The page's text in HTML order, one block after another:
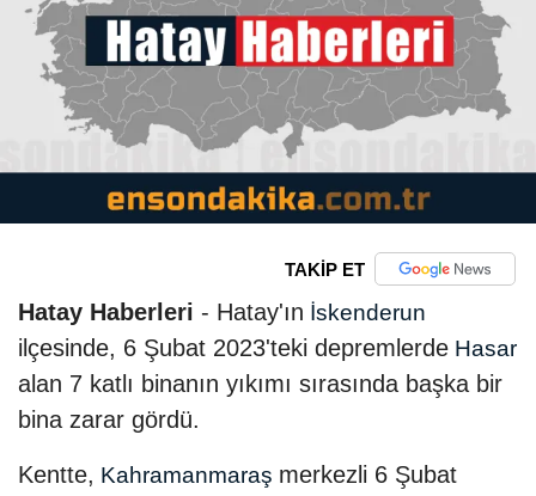
TAKİP ET
Hatay Haberleri - Hatay'ın İskenderun
ilçesinde, 6 Şubat 2023'teki depremlerde Hasar
alan 7 katlı binanın yıkımı sırasında başka bir
bina zarar gördü.
Kentte, Kahramanmaraş merkezli 6 Şubat